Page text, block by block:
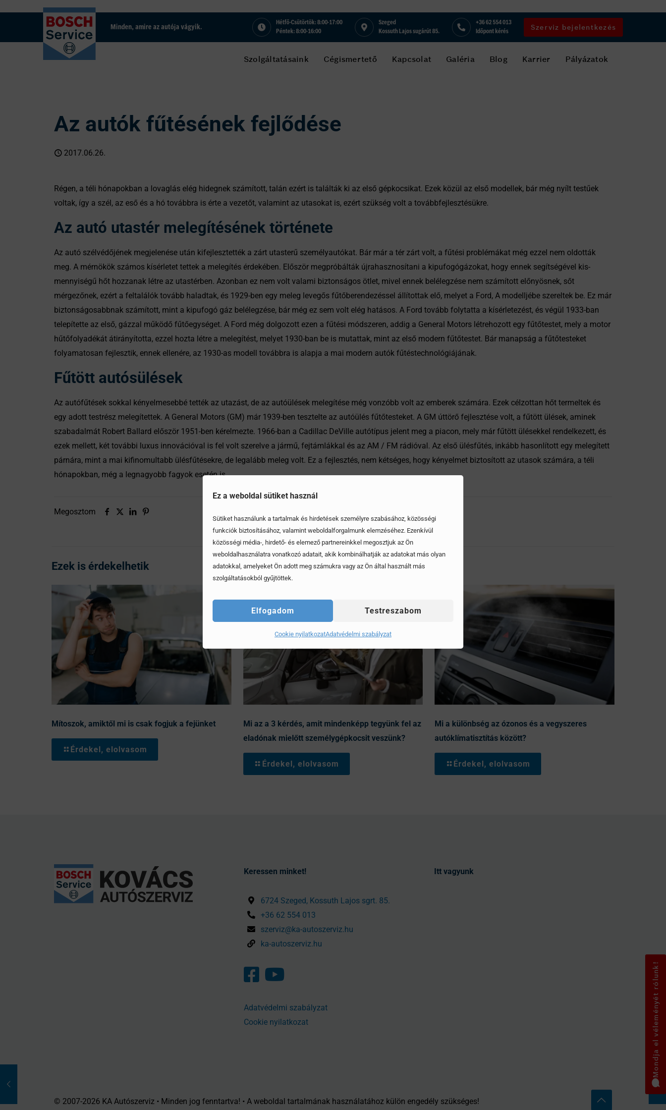
Ez a weboldal sütiket használ
Sütiket használunk a tartalmak és hirdetések személyre szabásához, közösségi
funkciók biztosításához, valamint weboldalforgalmunk elemzéséhez. Ezenkívül
közösségi média-, hirdető- és elemező partnereinkkel megosztjuk az Ön
weboldalhasználatra vonatkozó adatait, akik kombinálhatják az adatokat más olyan
adatokkal, amelyeket Ön adott meg számukra vagy az Ön által használt más
szolgáltatásokból gyűjtöttek.
Elfogadom Testreszabom
Cookie nyilatkozatAdatvédelmi szabályzat
Minden, amire az autója vágyik.
Hétfő-Csütörtök: 8:00-17:00
Péntek: 8:00-16:00
Szeged
Kossuth Lajos sugárút 85.
+36 62 554 013
Időpont kérés
Szerviz bejelentkezés
Szolgáltatásaink Cégismertető Kapcsolat Galéria Blog Karrier Pályázatok
Az autók fűtésének fejlődése
2017.06.26.
Régen, a téli hónapokban a lovaglás elég hidegnek számított, talán ezért is találták ki az első gépkocsikat. Ezek közül az első modellek, bár még nyílt testűek
voltak, így a szél, az eső és a hó továbbra is érte a vezetőt, valamint az utasokat is, ezért szükség volt a továbbfejlesztésükre.
Az autó utastér melegítésének története
Az autó szélvédőjének megjelenése után kifejlesztették a zárt utasterű személyautókat. Bár már a tér zárt volt, a fűtési problémákat még ezzel nem oldották
meg. A mérnökök számos kísérletet tettek a melegítés érdekében. Először megpróbálták újrahasznosítani a kipufogógázokat, hogy ennek segítségével kis-
mennyiségű hőt hozzanak létre az utastérben. Azonban ez nem volt valami biztonságos ötlet, mivel ennek belélegzése nem számított előnyösnek, sőt
mérgezőnek, ezért a feltalálók tovább haladtak, és 1929-ben egy meleg levegős fűtőberendezéssel állítottak elő, melyet a Ford, A modelljébe szereltek be. Ez már
biztonságosabbnak számított, mint a kipufogó gáz belélegzése, bár még ez sem volt elég hatásos. A Ford tovább folytatta a kísérletezést, és végül 1933-ban
telepítette az első, gázzal működő fűtőegységet. A Ford még dolgozott ezen a fűtési módszeren, addig a General Motors létrehozott egy fűtőtestet, mely a motor
hűtőfolyadékát átirányította, ezzel hozta létre a melegítést, melyet 1930-ban be is mutattak, mint az első modern fűtőtestet. Bár manapság a fűtőtesteket
folyamatosan fejlesztik, ennek ellenére, az 1930-as modell továbbra is alapja a mai modern autók fűtéstechnológiájának.
Fűtött autósülések
Az autófűtések sokkal kényelmesebbé tették az utazást, de az autóülések melegítése még vonzóbb volt az emberek számára. Ezek célzottan hőt termeltek és
egy adott testrész melegítettek. A General Motors (GM) már 1939-ben tesztelte az autóülés fűtőtesteket. A GM úttörő fejlesztése volt, a fűtött ülések, aminek
szabadalmát Robert Ballard először 1951-ben kérelmezte. 1966-ban a Cadillac DeVille autótípus jelent meg a piacon, mely már fűtött ülésekkel rendelkezett, és
ezek mellett, két további luxus innovációval is fel volt szerelve a jármű, fejtámlákkal és az AM / FM rádióval. Az első ülésfűtés, inkább hasonlított egy melegített
párnára, mint a mai kifinomultabb ülésfűtésekre, de legalább meleg volt. Ez a fejlesztés, nem kétséges, hogy kényelmet biztosított az utasok számára, a téli
hónapokban, még a legnagyobb fagyok esetén is.
Megosztom
Ezek is érdekelhetik
Mítoszok, amiktől mi is csak fogjuk a fejünket
Érdekel, elolvasom
Mi az a 3 kérdés, amit mindenképp tegyünk fel az
eladónak mielőtt személygépkocsit veszünk?
Érdekel, elolvasom
Mi a különbség az ózonos és a vegyszeres
autóklímatisztítás között?
Érdekel, elolvasom
Keressen minket!
6724 Szeged, Kossuth Lajos sgrt. 85.
+36 62 554 013
szerviz@ka-autoszerviz.hu
ka-autoszerviz.hu
Adatvédelmi szabályzat
Cookie nyilatkozat
Itt vagyunk
Mondja el véleményét rólunk!
© 2007-2026 KA Autószerviz • Minden jog fenntartva! • A weboldal tartalmának használatához külön engedély szükséges!